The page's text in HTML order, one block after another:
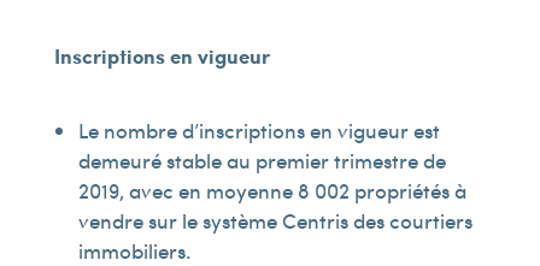
Inscriptions en vigueur
Le nombre d’inscriptions en vigueur est
demeuré stable au premier trimestre de
2019, avec en moyenne 8 002 propriétés à
vendre sur le système Centris des courtiers
immobiliers.